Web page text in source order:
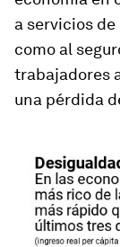
a servicios
como al
trabajadores
una pérdida